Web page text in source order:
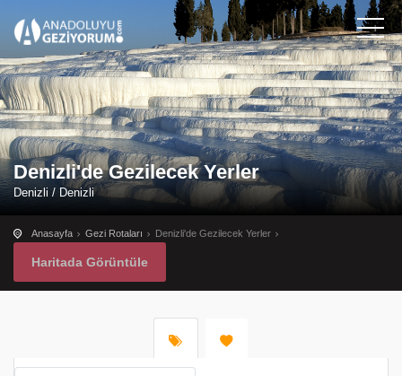
Denizli'de Gezilecek Yerler
Denizli / Denizli
Anasayfa Gezi Rotaları Denizli'de Gezilecek Yerler
Haritada Görüntüle